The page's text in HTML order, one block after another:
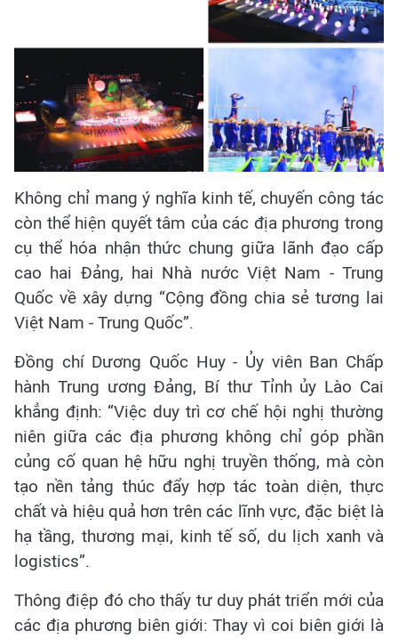
Không chỉ mang ý nghĩa kinh tế, chuyến công tác
còn thể hiện quyết tâm của các địa phương trong
cụ thể hóa nhận thức chung giữa lãnh đạo cấp
cao hai Đảng, hai Nhà nước Việt Nam - Trung
Quốc về xây dựng “Cộng đồng chia sẻ tương lai
Việt Nam - Trung Quốc”.
Đồng chí Dương Quốc Huy - Ủy viên Ban Chấp
hành Trung ương Đảng, Bí thư Tỉnh ủy Lào Cai
khẳng định: “Việc duy trì cơ chế hội nghị thường
niên giữa các địa phương không chỉ góp phần
củng cố quan hệ hữu nghị truyền thống, mà còn
tạo nền tảng thúc đẩy hợp tác toàn diện, thực
chất và hiệu quả hơn trên các lĩnh vực, đặc biệt là
hạ tầng, thương mại, kinh tế số, du lịch xanh và
logistics”.
Thông điệp đó cho thấy tư duy phát triển mới của
các địa phương biên giới: Thay vì coi biên giới là